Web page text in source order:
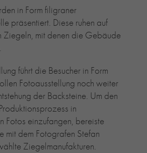
in Form filigraner
präsentiert. Diese ruhen auf
Ziegeln, mit denen die Gebäude
führt die Besucher in Form
Fotoausstellung noch weiter
der Backsteine. Um den
in
Fotos einzufangen, bereiste
mit dem Fotografen Stefan
Ziegelmanufakturen.